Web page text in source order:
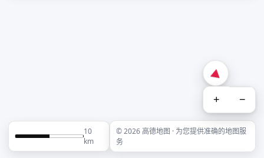
+ −
10
km
© 2026 高德地图 · 为您提供准确的地图服
务